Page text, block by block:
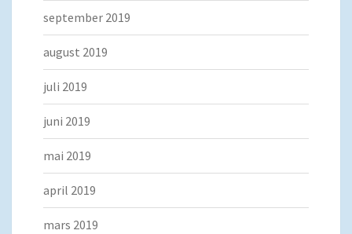
september 2019
august 2019
juli 2019
juni 2019
mai 2019
april 2019
mars 2019